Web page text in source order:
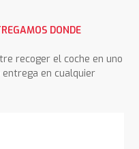
DONDE
recoger el coche en uno
en cualquier